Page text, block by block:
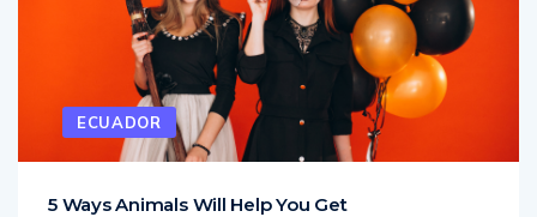
ECUADOR
5 Ways Animals Will Help You Get